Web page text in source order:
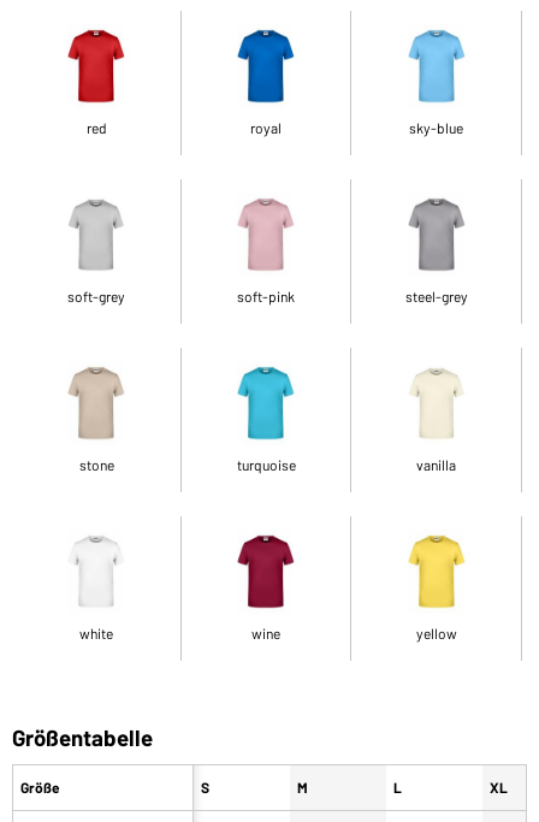
red royal sky-blue
soft-grey soft-pink steel-grey
stone turquoise vanilla
white wine yellow
Größentabelle
Größe S M L XL